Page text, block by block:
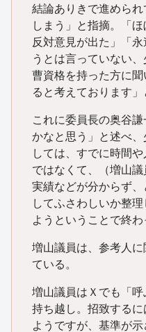
結論ありきで進めら
しまう」と指摘。「
反対意見が出た」「
うとは言っていない
曹資格を持った方に
ると考えております」
これに委員長の奥谷
かなと思う」と述べ
しては、すでに時間
ではなくて、（増山議
実績などが分からず
してふさわしいか整
ようということで終わ
増山議員は、参考人
ている。
増山議員はＸでも「
持ち越し。招致する
ようですが、基準が